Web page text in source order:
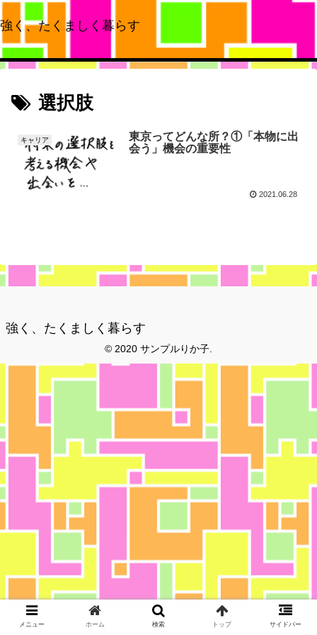
強く、たくましく暮らす
選択肢
キャリア
東京ってどんな所？①「本物に出
会う」機会の重要性
2021.06.28
強く、たくましく暮らす
© 2020 サンプルりか子.
メニュー ホーム 検索 トップ サイドバー